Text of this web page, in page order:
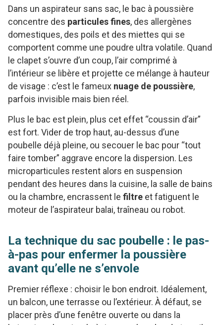
Dans un aspirateur sans sac, le bac à poussière
concentre des particules fines, des allergènes
domestiques, des poils et des miettes qui se
comportent comme une poudre ultra volatile. Quand
le clapet s’ouvre d’un coup, l’air comprimé à
l’intérieur se libère et projette ce mélange à hauteur
de visage : c’est le fameux nuage de poussière,
parfois invisible mais bien réel.
Plus le bac est plein, plus cet effet “coussin d’air”
est fort. Vider de trop haut, au-dessus d’une
poubelle déjà pleine, ou secouer le bac pour “tout
faire tomber” aggrave encore la dispersion. Les
microparticules restent alors en suspension
pendant des heures dans la cuisine, la salle de bains
ou la chambre, encrassent le filtre et fatiguent le
moteur de l’aspirateur balai, traîneau ou robot.
La technique du sac poubelle : le pas-
à-pas pour enfermer la poussière
avant qu’elle ne s’envole
Premier réflexe : choisir le bon endroit. Idéalement,
un balcon, une terrasse ou l’extérieur. À défaut, se
placer près d’une fenêtre ouverte ou dans la